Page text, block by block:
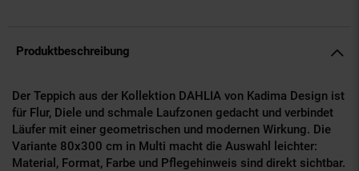
Produktbeschreibung
Der Teppich aus der Kollektion DAHLIA von Kadima Design ist
für Flur, Diele und schmale Laufzonen gedacht und verbindet
Läufer mit einer geometrischen und modernen Wirkung. Die
Variante 80x300 cm in Multi macht die Auswahl leichter:
Material, Format, Farbe und Pflegehinweis sind direkt sichtbar.